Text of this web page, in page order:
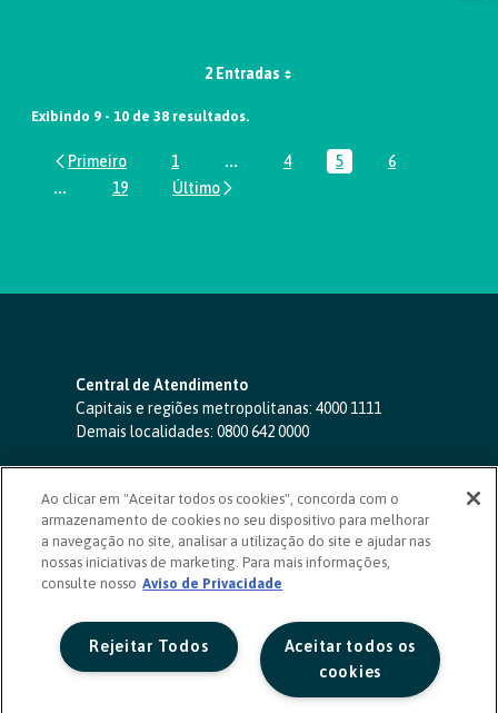
2 Entradas
Exibindo 9 - 10 de 38 resultados.
Página
1 ...Páginas intermediárias Usar ABA
Página
4 Página
5 Página
6
...Páginas intermediárias Usar ABA para navegar.
Página
19
Central de Atendimento
Capitais e regiões metropolitanas: 4000 1111
Demais localidades: 0800 642 0000
SAC 24 horas-0800 724 4420
Ouvidoria
0800 725 0996
(de segunda a sexta, das 8h às 20h)
ouvidoriasicoob.com.br
Deficientes auditivos ou de fala
Ao clicar em "Aceitar todos os cookies", concorda com o
armazenamento de cookies no seu dispositivo para melhorar
a navegação no site, analisar a utilização do site e ajudar nas
nossas iniciativas de marketing. Para mais informações,
consulte nosso Aviso de Privacidade
Aceitar todos os
cookies
Rejeitar Todos